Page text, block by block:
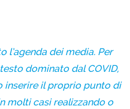
l’agenda dei media. Per
dominato dal COVID,
inserire il proprio punto di
molti casi realizzando o